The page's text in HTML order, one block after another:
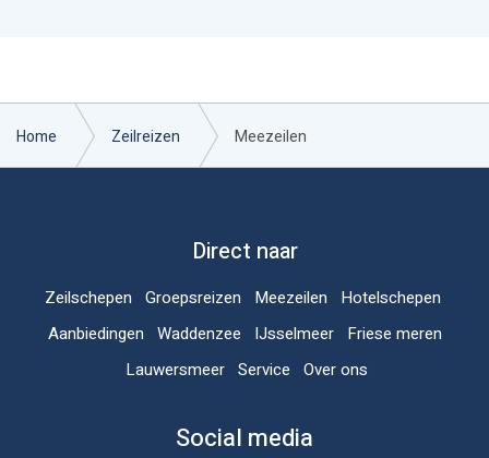
Home Zeilreizen Meezeilen
Social media
Direct naar
Zeilschepen Groepsreizen Meezeilen
Hotelschepen
Aanbiedingen Waddenzee IJsselmeer
Friese meren
Lauwersmeer Service Over ons